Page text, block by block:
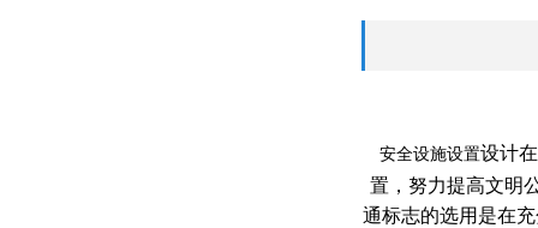
安全设施设置设计在
置，努力提高文明
通标志的选用是在